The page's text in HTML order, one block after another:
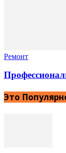
Ремонт
Это